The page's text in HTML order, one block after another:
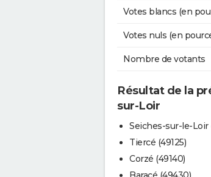
Votes blancs (en
Votes nuls (en
Nombre de votants
Résultat de la
sur-Loir
Seiches-sur-le-Loir
Tiercé (49125)
Corzé (49140)